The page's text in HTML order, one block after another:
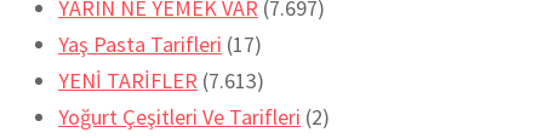
YARIN NE YEMEK VAR (7.697)
Yaş Pasta Tarifleri (17)
YENİ TARİFLER (7.613)
Yoğurt Çeşitleri Ve Tarifleri (2)